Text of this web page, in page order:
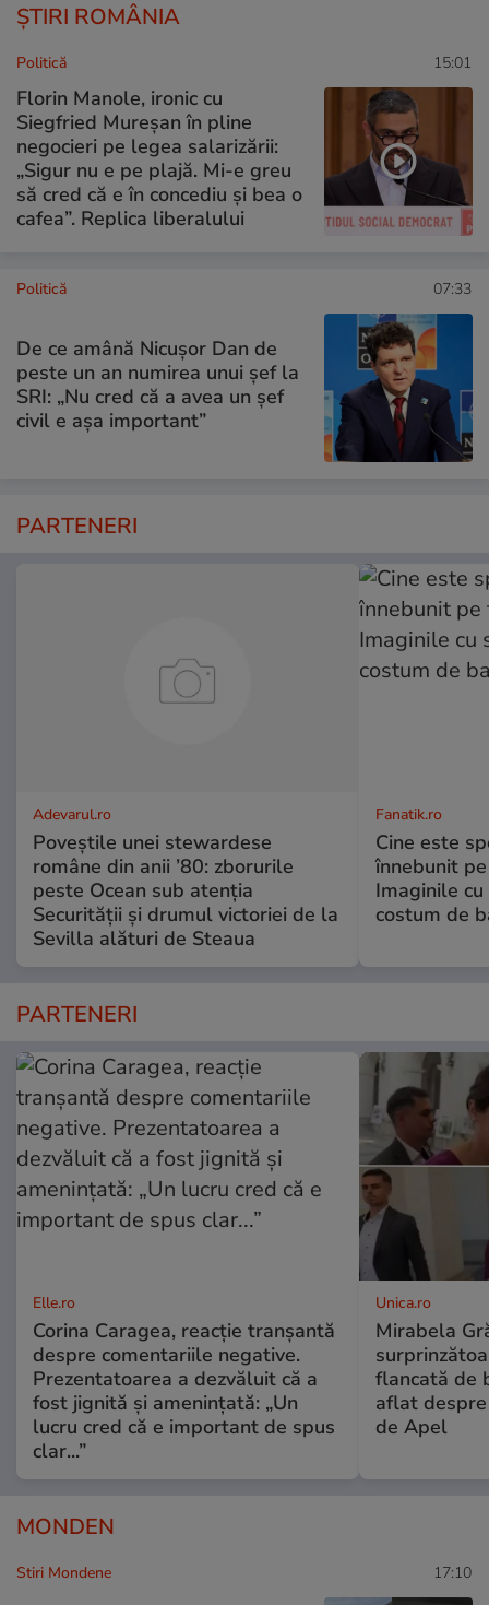
ȘTIRI ROMÂNIA
Politică 15:01
Florin Manole, ironic cu
Siegfried Mureșan în pline
negocieri pe legea salarizării:
„Sigur nu e pe plajă. Mi-e greu
să cred că e în concediu și bea o
cafea”. Replica liberalului
Politică 07:33
De ce amână Nicușor Dan de
peste un an numirea unui șef la
SRI: „Nu cred că a avea un şef
civil e așa important”
PARTENERI
Adevarul.ro
Poveștile unei stewardese
române din anii ’80: zborurile
peste Ocean sub atenția
Securității și drumul victoriei de la
Sevilla alături de Steaua
Fanatik.ro
Cine este
înnebunit
Imaginile
costum de
PARTENERI
Elle.ro
Corina Caragea, reacție tranșantă
despre comentariile negative.
Prezentatoarea a dezvăluit că a
fost jignită și amenințată: „Un
lucru cred că e important de spus
clar...”
Unica.ro
Mirabela
flancată de
aflat
de Apel
MONDEN
Stiri Mondene 17:10